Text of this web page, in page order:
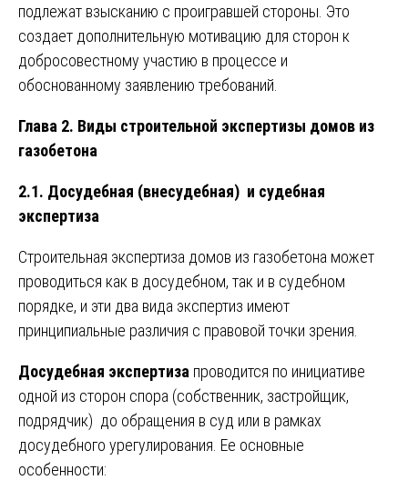
подлежат взысканию с проигравшей стороны. Это
создает дополнительную мотивацию для сторон к
добросовестному участию в процессе и
обоснованному заявлению требований.
Глава 2. Виды строительной экспертизы домов из
газобетона
2.1. Досудебная (внесудебная) и судебная
экспертиза
Строительная экспертиза домов из газобетона может
проводиться как в досудебном, так и в судебном
порядке, и эти два вида экспертиз имеют
принципиальные различия с правовой точки зрения.
Досудебная экспертиза проводится по инициативе
одной из сторон спора (собственник, застройщик,
подрядчик) до обращения в суд или в рамках
досудебного урегулирования. Ее основные
особенности: